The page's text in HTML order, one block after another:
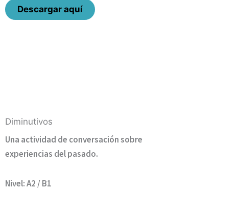
Descargar aquí
Diminutivos
Una actividad de conversación sobre
experiencias del pasado.
Nivel: A2 / B1